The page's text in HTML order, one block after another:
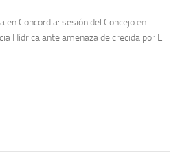
en Concordia: sesión del Concejo en
Hídrica ante amenaza de crecida por El